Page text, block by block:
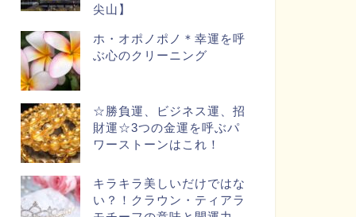
尖山】
ホ・オポノポノ＊幸運を呼
ぶ心のクリーニング
☆勝負運、ビジネス運、招
財運☆3つの金運を呼ぶパ
ワーストーンはこれ！
キラキラ美しいだけではな
い？！クラウン・ティアラ